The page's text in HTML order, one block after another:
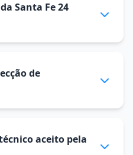
Santa Fe 24
de
aceito pela